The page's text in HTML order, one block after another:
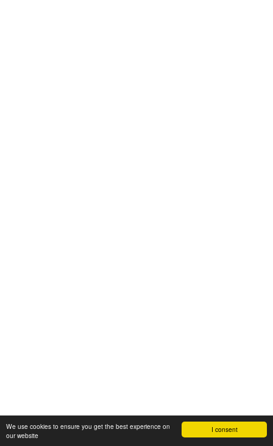
I consent
We use cookies to ensure you get the best experience on
our website